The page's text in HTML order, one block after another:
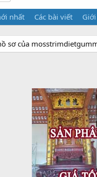
nhất Các bài viết
sơ của